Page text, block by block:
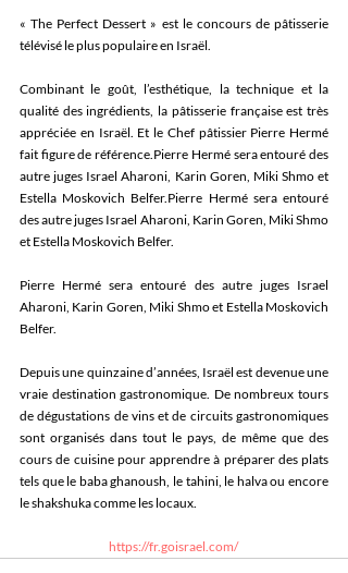
« The Perfect Dessert » est le concours de pâtisserie
télévisé le plus populaire en Israël.
Combinant le goût, l’esthétique, la technique et la
qualité des ingrédients, la pâtisserie française est très
appréciée en Israël. Et le Chef pâtissier Pierre Hermé
fait figure de référence.Pierre Hermé sera entouré des
autre juges Israel Aharoni, Karin Goren, Miki Shmo et
Estella Moskovich Belfer.Pierre Hermé sera entouré
des autre juges Israel Aharoni, Karin Goren, Miki Shmo
et Estella Moskovich Belfer.
Pierre Hermé sera entouré des autre juges Israel
Aharoni, Karin Goren, Miki Shmo et Estella Moskovich
Belfer.
Depuis une quinzaine d’années, Israël est devenue une
vraie destination gastronomique. De nombreux tours
de dégustations de vins et de circuits gastronomiques
sont organisés dans tout le pays, de même que des
cours de cuisine pour apprendre à préparer des plats
tels que le baba ghanoush, le tahini, le halva ou encore
le shakshuka comme les locaux.
https://fr.goisrael.com/